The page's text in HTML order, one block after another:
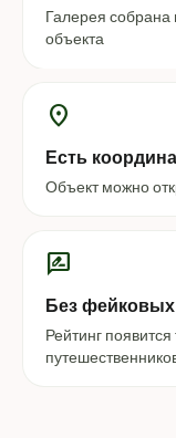
Галерея собрана
объекта
location_on
Есть
Объект можно
rate_review
Без
Рейтинг